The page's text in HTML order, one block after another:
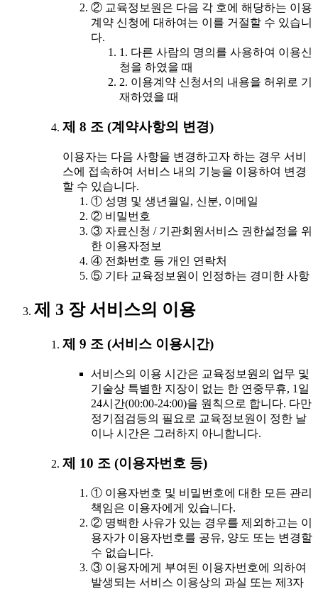
② 교육정보원은 다음 각 호에 해당하는 이용
계약 신청에 대하여는 이를 거절할 수 있습니
다.
1. 다른 사람의 명의를 사용하여 이용신
청을 하였을 때
2. 이용계약 신청서의 내용을 허위로 기
재하였을 때
제 8 조 (계약사항의 변경)
이용자는 다음 사항을 변경하고자 하는 경우 서비
스에 접속하여 서비스 내의 기능을 이용하여 변경
할 수 있습니다.
① 성명 및 생년월일, 신분, 이메일
② 비밀번호
③ 자료신청 / 기관회원서비스 권한설정을 위
한 이용자정보
④ 전화번호 등 개인 연락처
⑤ 기타 교육정보원이 인정하는 경미한 사항
제 3 장 서비스의 이용
제 9 조 (서비스 이용시간)
서비스의 이용 시간은 교육정보원의 업무 및
기술상 특별한 지장이 없는 한 연중무휴, 1일
24시간(00:00-24:00)을 원칙으로 합니다. 다만
정기점검등의 필요로 교육정보원이 정한 날
이나 시간은 그러하지 아니합니다.
제 10 조 (이용자번호 등)
① 이용자번호 및 비밀번호에 대한 모든 관리
책임은 이용자에게 있습니다.
② 명백한 사유가 있는 경우를 제외하고는 이
용자가 이용자번호를 공유, 양도 또는 변경할
수 없습니다.
③ 이용자에게 부여된 이용자번호에 의하여
발생되는 서비스 이용상의 과실 또는 제3자